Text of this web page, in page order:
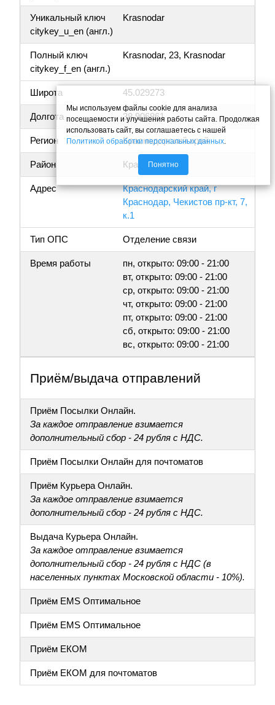
Уникальный ключ
citykey_u_en (англ.)
Krasnodar
Полный ключ
citykey_f_en (англ.)
Krasnodar, 23, Krasnodar
Широта 45.029273
Долгота 38.906861
Регион Краснодарский край
Район Краснодар
Адрес
Краснодарский край, г
Краснодар, Чекистов пр-кт, 7,
к.1
Тип ОПС Отделение связи
Время работы
пн, открыто: 09:00 - 21:00
вт, открыто: 09:00 - 21:00
ср, открыто: 09:00 - 21:00
чт, открыто: 09:00 - 21:00
пт, открыто: 09:00 - 21:00
сб, открыто: 09:00 - 21:00
вс, открыто: 09:00 - 21:00
Приём/выдача отправлений
Приём Посылки Онлайн.
За каждое отправление взимается
дополнительный сбор - 24 рубля с НДС.
Приём Посылки Онлайн для почтоматов
Приём Курьера Онлайн.
За каждое отправление взимается
дополнительный сбор - 24 рубля с НДС.
Выдача Курьера Онлайн.
За каждое отправление взимается
дополнительный сбор - 24 рубля с НДС (в
населенных пунктах Московской области - 10%).
Приём EMS Оптимальное
Приём EMS Оптимальное
Приём ЕКОМ
Приём ЕКОМ для почтоматов
Мы используем файлы cookie для анализа
посещаемости и улучшения работы сайта. Продолжая
использовать сайт, вы соглашаетесь с нашей
Политикой обработки персональных данных.
Понятно